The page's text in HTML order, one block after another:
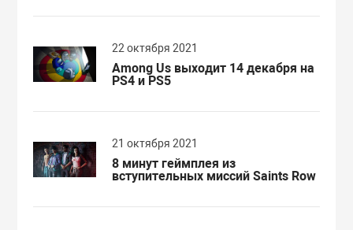
22 октября 2021
Among Us выходит 14 декабря на
PS4 и PS5
21 октября 2021
8 минут геймплея из
вступительных миссий Saints Row